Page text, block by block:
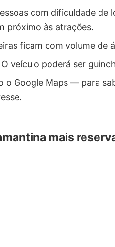
com dificuldade de
próximo às atrações.
ficam com volume de
veículo poderá ser
o Google Maps — para
mais